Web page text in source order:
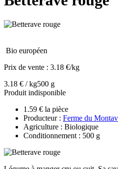
Bio européen
Prix de vente : 3.18 €/kg
3.18 € / kg500 g
Produit indisponible
1.59 € la pièce
Producteur : Ferme du
Agriculture : Biologique
Conditionnement : 500 g